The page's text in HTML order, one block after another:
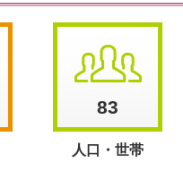
83
人口・世帯